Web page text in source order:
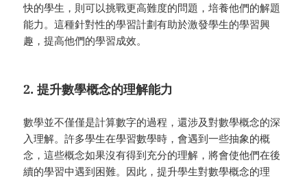
快的學生，則可以挑戰更高難度的問題，培養他們的解題
能力。這種針對性的學習計劃有助於激發學生的學習興
趣，提高他們的學習成效。
2. 提升數學概念的理解能力
數學並不僅僅是計算數字的過程，還涉及對數學概念的深
入理解。許多學生在學習數學時，會遇到一些抽象的概
念，這些概念如果沒有得到充分的理解，將會使他們在後
續的學習中遇到困難。因此，提升學生對數學概念的理